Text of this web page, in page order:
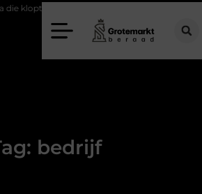
klopt begint bij slimme keuzes
bedrijf